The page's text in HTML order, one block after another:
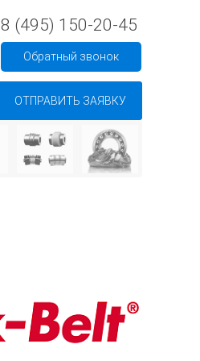
8 (495) 150-20-45
Обратный звонок
ОТПРАВИТЬ ЗАЯВКУ